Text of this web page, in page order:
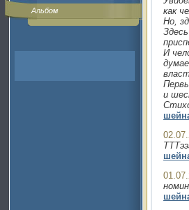
Альбом
как
Но,
И
и